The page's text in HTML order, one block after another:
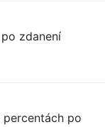
zdanení
po